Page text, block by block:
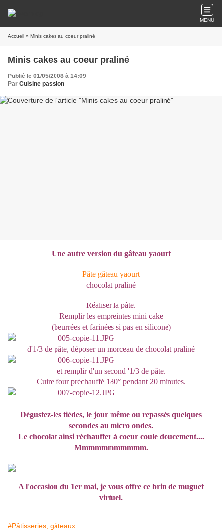
MENU
Accueil » Minis cakes au coeur praliné
Minis cakes au coeur praliné
Publié le 01/05/2008 à 14:09
Par Cuisine passion
Une autre version du gâteau yaourt
Pâte gâteau yaourt
chocolat praliné
Réaliser la pâte.
Remplir les empreintes mini cake
(beurrées et farinées si pas en silicone)
d'1/3 de pâte, déposer un morceau de chocolat praliné
et remplir d'un second '1/3 de pâte.
Cuire four préchauffé 180° pendant 20 minutes.
Dégustez-les tièdes, le jour même ou repassés quelques
secondes au micro ondes.
Le chocolat ainsi réchauffer à coeur coule doucement....
Mmmmmmmmmmm.
A l'occasion du 1er mai, je vous offre ce brin de muguet
virtuel.
#Pâtisseries, gâteaux...